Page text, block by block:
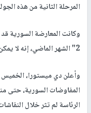
المرحلة الثانية من هذه
وكانت المعارضة السورية
2" الشهر الماضي، إنه لا يمكن أن يكون للأسد دور في أي فترة انتقالية.
وأعلن دي ميستورا، الخميس
المفاوضات السورية، حتى
الرئاسة لم تثر خلال